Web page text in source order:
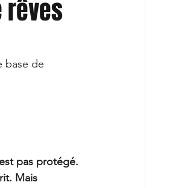
rêves
base de
pas protégé.
Mais